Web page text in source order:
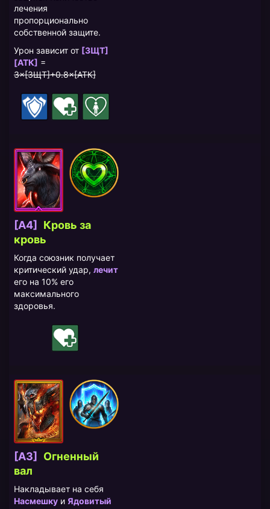
лечения
пропорционально
собственной защите.
Урон зависит от [ЗЩТ]
[АТК] =
3×[ЗЩТ]+0.8×[АТК]
[A4]
Кровь за
кровь
Когда союзник получает
критический удар, лечит
его на 10% его
максимального
здоровья.
[A3]
Огненный
вал
Накладывает на себя
Насмешку и Ядовитый